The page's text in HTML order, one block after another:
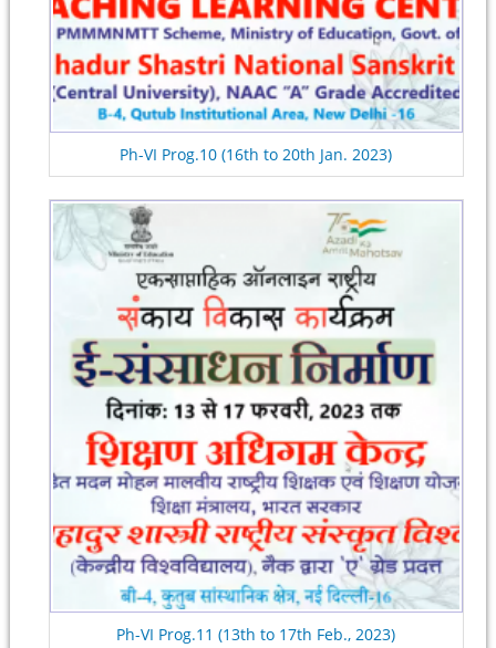
Ph-VI Prog.10 (16th to 20th Jan. 2023)
Ph-VI Prog.11 (13th to 17th Feb., 2023)